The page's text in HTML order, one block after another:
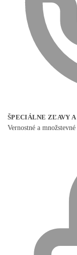
ŠPECIÁLNE ZĽAVY
Vernostné a